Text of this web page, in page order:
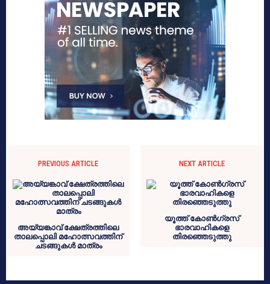
PREVIOUS ARTICLE
അയ്യങ്കാവ് ക്ഷേത്രത്തിലെ
താലപ്പൊലി മഹോത്സവത്തിന്
ചടങ്ങുകള്‍ മാത്രം
NEXT ARTICLE
യൂത്ത് കോണ്‍ഗ്രസ്
ഭാരവാഹികളെ
തിരഞ്ഞെടുത്തു